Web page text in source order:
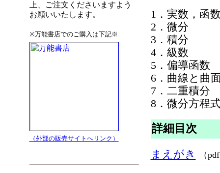
上、ご注文くださいますよう
お願いいたします。
※万能書店でのご購入は下記※
（外部の販売サイトへリンク）
1．実数，函
2．微分
3．積分
4．級数
5．偏導函数
6．曲線と曲
7．二重積分
8．微分方程
詳細目次
まえがき （